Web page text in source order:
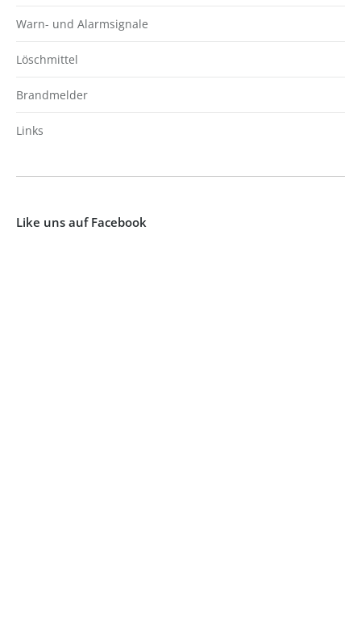
Warn- und Alarmsignale
Löschmittel
Brandmelder
Links
Like uns auf Facebook